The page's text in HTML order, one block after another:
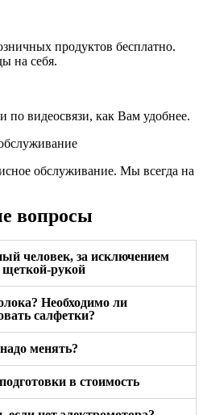
продуктов бесплатно.
на себя.
по видеосвязи, как Вам удобнее.
обслуживание. Мы всегда на
вопросы
человек, за исключением
щеткой-рукой
Необходимо ли
салфетки?
менять?
в стоимость